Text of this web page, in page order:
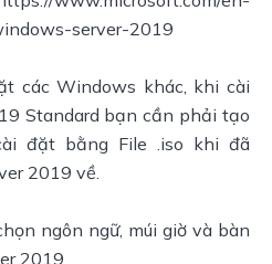
server-2019
các Windows khác, khi cài
Standard bạn cần phải tạo
đặt bằng File .iso khi đã
2019 về.
ngôn ngữ, múi giờ và bàn
2019.